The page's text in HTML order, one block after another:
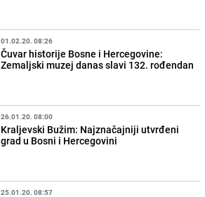
01.02.20. 08:26
Čuvar historije Bosne i Hercegovine:
Zemaljski muzej danas slavi 132. rođendan
26.01.20. 08:00
Kraljevski Bužim: Najznačajniji utvrđeni
grad u Bosni i Hercegovini
25.01.20. 08:57